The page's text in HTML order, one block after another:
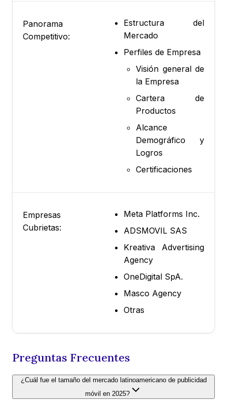
Panorama
Competitivo:
Estructura del
Mercado
Perfiles de Empresa
Visión general de
la Empresa
Cartera de
Productos
Alcance
Demográfico y
Logros
Certificaciones
Empresas
Cubrietas:
Meta Platforms Inc.
ADSMOVIL SAS
Kreativa Advertising
Agency
OneDigital SpA.
Masco Agency
Otras
Preguntas Frecuentes
¿Cuál fue el tamaño del mercado latinoamericano de publicidad
móvil en 2025?